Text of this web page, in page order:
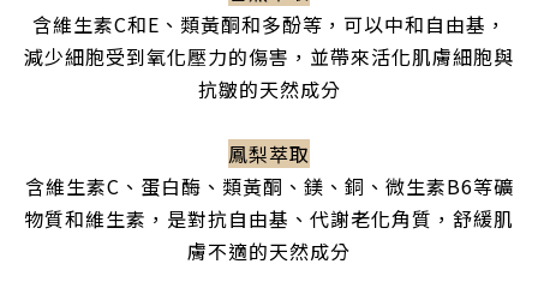
含維生素C和E、類黃酮和多酚等，可以中和自由基，
減少細胞受到氧化壓力的傷害，並帶來活化肌膚細胞與
抗皺的天然成分
鳳梨萃取
含維生素C、蛋白酶、類黃酮、鎂、銅、微生素B6等礦
物質和維生素，是對抗自由基、代謝老化角質，舒緩肌
膚不適的天然成分